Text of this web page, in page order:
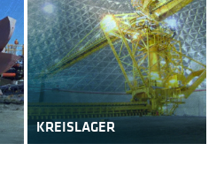
KREISLAGER